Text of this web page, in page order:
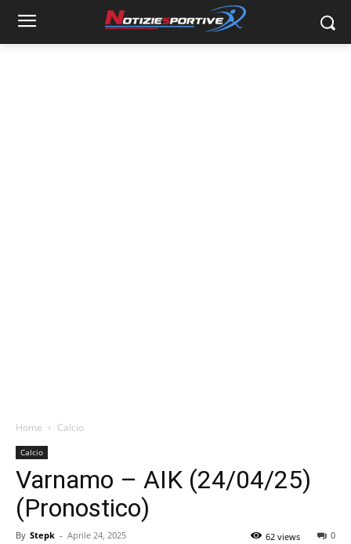
Home Calcio
Calcio
Varnamo – AIK (24/04/25)
(Pronostico)
By Stepk - Aprile 24, 2025 0
62 views